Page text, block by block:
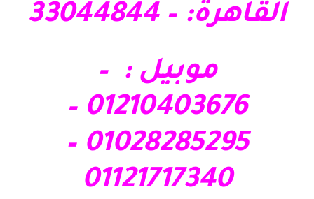
القاهرة: – 33044844
موبيل : –
01210403676 –
01028285295 –
01121717340